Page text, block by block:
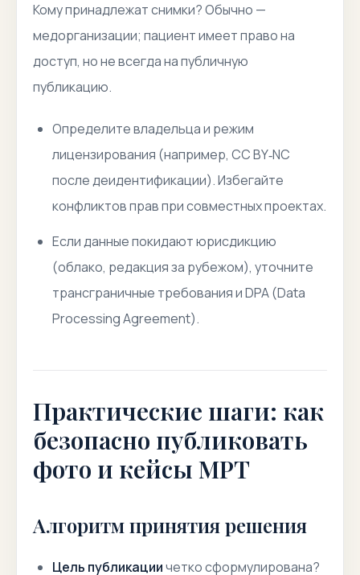
Кому принадлежат снимки? Обычно —
медорганизации; пациент имеет право на
доступ, но не всегда на публичную
публикацию.
Определите владельца и режим
лицензирования (например, CC BY‑NC
после деидентификации). Избегайте
конфликтов прав при совместных проектах.
Если данные покидают юрисдикцию
(облако, редакция за рубежом), уточните
трансграничные требования и DPA (Data
Processing Agreement).
Практические шаги: как
безопасно публиковать
фото и кейсы МРТ
Алгоритм принятия решения
Цель публикациичетко сформулирована?